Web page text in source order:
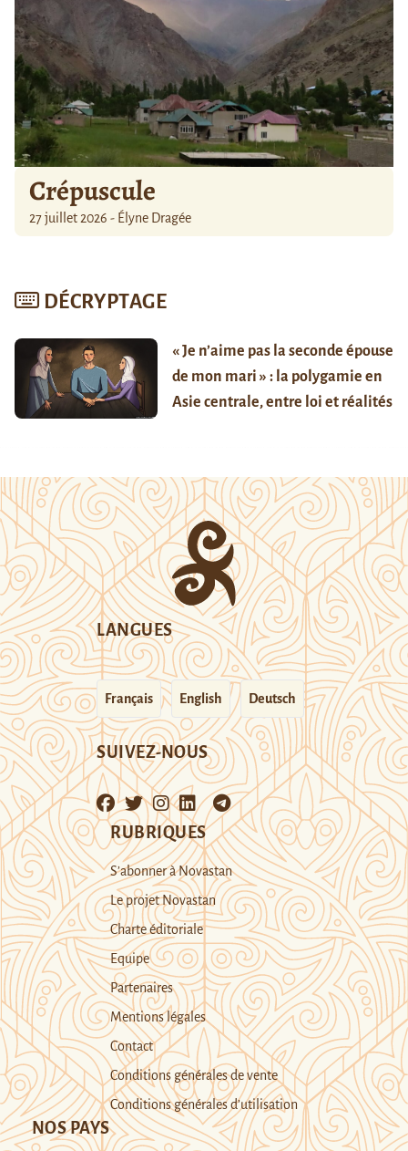
Crépuscule
27 juillet 2026 - Élyne Dragée
DÉCRYPTAGE
« Je n’aime pas la seconde épouse
de mon mari » : la polygamie en
Asie centrale, entre loi et réalités
LANGUES
Français English Deutsch
SUIVEZ-NOUS
RUBRIQUES
S’abonner à Novastan
Le projet Novastan
Charte éditoriale
Equipe
Partenaires
Mentions légales
Contact
Conditions générales de vente
Conditions générales d’utilisation
NOS PAYS